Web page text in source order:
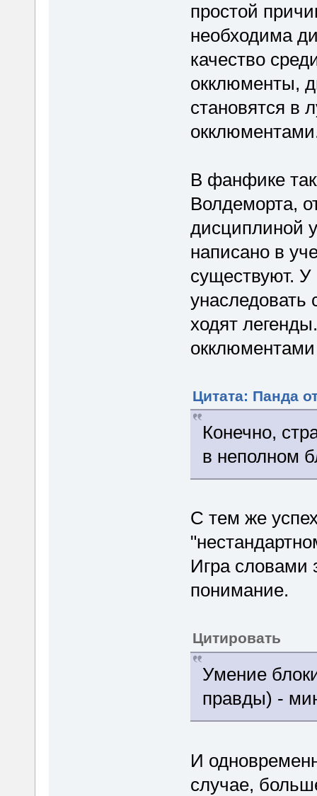
простой
необходима
качество
окклюменты,
становятся в
В фанфике
Волдеморта,
дисциплиной
написано в
существуют. У
унаследовать
ходят
окклюментами
Цитата: Панда
Конечно,
в неполном
С тем же
Игра словами
понимание.
Цитировать
Умение
правды) -
И
случае,